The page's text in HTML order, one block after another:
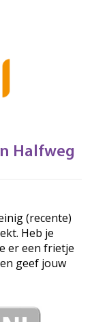
Halfweg
(recente)
Heb je
er een frietje
geef jouw